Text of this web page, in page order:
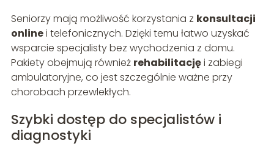
Seniorzy mają możliwość korzystania z konsultacji
onlinei telefonicznych. Dzięki temu łatwo uzyskać
wsparcie specjalisty bez wychodzenia z domu.
Pakiety obejmują również rehabilitacjęi zabiegi
ambulatoryjne, co jest szczególnie ważne przy
chorobach przewlekłych.
Szybki dostęp do specjalistów i
diagnostyki